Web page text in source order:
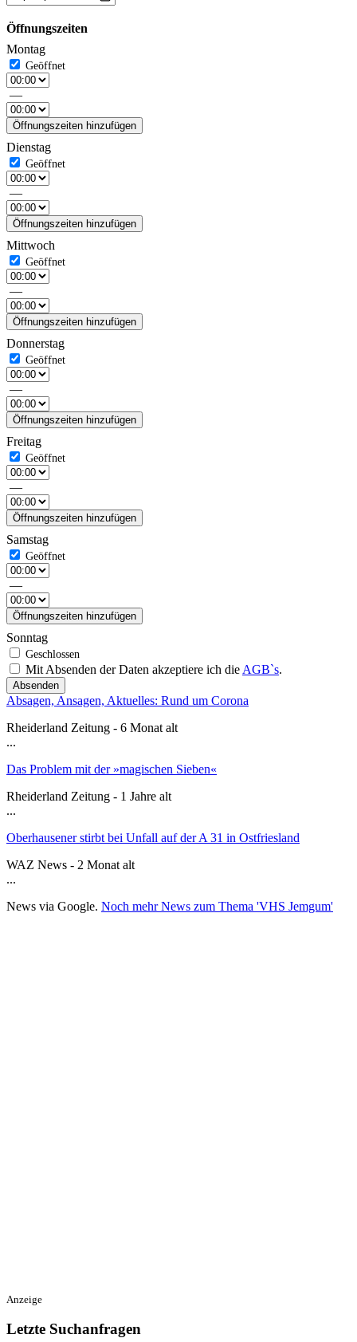
Öffnungszeiten
Montag
—
Öffnungszeiten hinzufügen
Dienstag
—
Öffnungszeiten hinzufügen
Mittwoch
—
Öffnungszeiten hinzufügen
Donnerstag
—
Öffnungszeiten hinzufügen
Freitag
—
Öffnungszeiten hinzufügen
Samstag
—
Öffnungszeiten hinzufügen
Sonntag
Mit Absenden der Daten akzeptiere ich die AGB`s.
Absenden
Absagen, Ansagen, Aktuelles: Rund um Corona
Rheiderland Zeitung - 6 Monat alt
...
Das Problem mit der »magischen Sieben«
Rheiderland Zeitung - 1 Jahre alt
...
Oberhausener stirbt bei Unfall auf der A 31 in Ostfriesland
WAZ News - 2 Monat alt
...
News via Google. Noch mehr News zum Thema 'VHS Jemgum'
Anzeige
Letzte Suchanfragen